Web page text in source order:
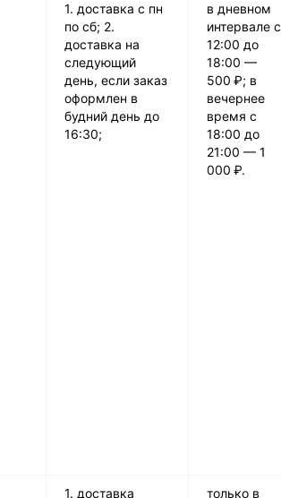
1. доставка с пн
по сб; 2.
доставка на
следующий
день, если заказ
оформлен в
будний день до
16:30;
в дневном
интервале с
12:00 до
18:00 —
500 ₽; в
вечернее
время с
18:00 до
21:00 — 1
000 ₽.
1. доставка
только в